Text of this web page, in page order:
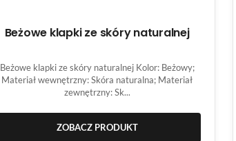
Beżowe klapki ze skóry naturalnej
Beżowe klapki ze skóry naturalnej Kolor: Beżowy;
Materiał wewnętrzny: Skóra naturalna; Materiał
zewnętrzny: Sk...
ZOBACZ PRODUKT